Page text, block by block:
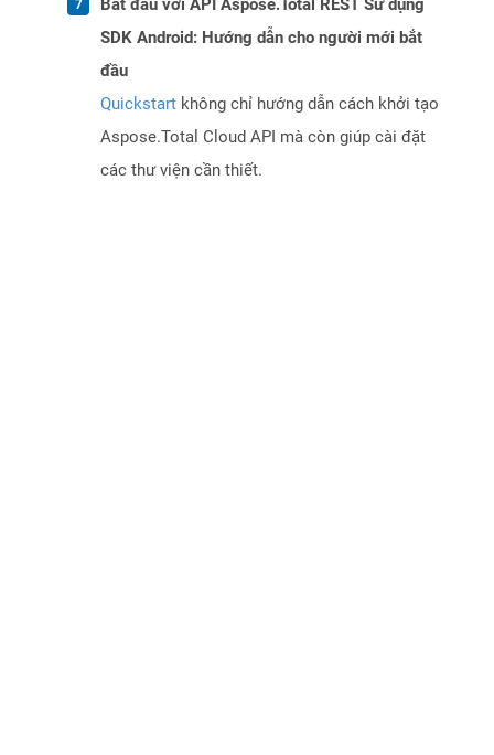
Bắt đầu với API Aspose.Total REST Sử dụng
SDK Android: Hướng dẫn cho người mới bắt
đầu
Quickstart không chỉ hướng dẫn cách khởi tạo
Aspose.Total Cloud API mà còn giúp cài đặt
các thư viện cần thiết.